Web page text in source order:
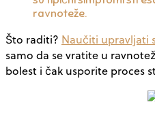
ravnoteže.
Što raditi? Naučiti upravljati
samo da se vratite u
bolest i čak usporite proces